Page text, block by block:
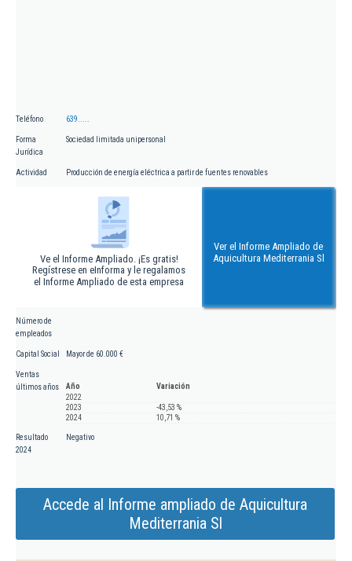
Teléfono 639.....
Forma
Jurídica
Sociedad limitada unipersonal
Actividad Producción de energía eléctrica a partir de fuentes renovables
Ve el Informe Ampliado. ¡Es gratis!
Regístrese en eInforma y le regalamos
el Informe Ampliado de esta empresa
Ver el Informe Ampliado de
Aquicultura Mediterrania Sl
Número de
empleados
Capital Social Mayor de 60.000 €
Ventas
últimos años
Año
Variación
2022
2023
-43,53 %
2024
10,71 %
Resultado
2024
Negativo
Accede al Informe ampliado de Aquicultura
Mediterrania Sl